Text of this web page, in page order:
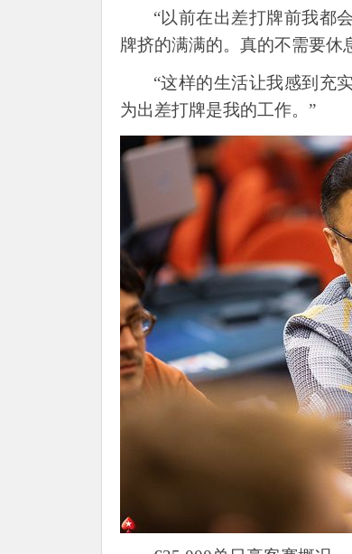
“以前在出差打牌前我都
牌挤的满满的。真的不需要休
“这样的生活让我感到充
为出差打牌是我的工作。”